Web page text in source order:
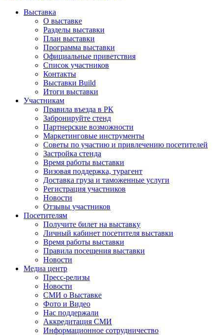
Выставка
О выставке
Разделы выставки
План выставки
Программа выставки
Официальные приветствия
Cписок участников
Контакты
Выставки Build
Итоги выставки
Участникам
Правила въезда в РК
Забронируйте стенд
Партнерские возможности
Маркетинговые инструменты
Советы по участию и привлечению посетителей
Застройка стенда
Время работы выставки
Визовая поддержка, турагент
Доставка груза и таможенные услуги
Регистрация участников
Новости
Отзывы участников
Посетителям
Получите билет на выставку
Личный кабинет посетителя выставки
Время работы выставки
Правила посещения выставки
Новости
Медиа центр
Пресс-релизы
Новости
СМИ о Выставке
Фото и Видео
Нас поддержали
Аккредитация СМИ
Информационное сотрудничество